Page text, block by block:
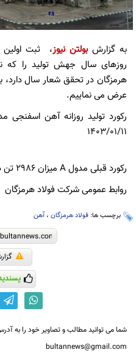
به گزارشبولتن نیوز، ثبت اولین
روزهای سال جهش تولید را که
هرمزگان در تحقق شعار سال دارد،
عرض می نماییم.
۱۴۰۳/۰۱/۱۱
رکورد قبلی مدول A میزان ۲۹۸۶ تن در تاریخ ۱۴۰۱/۰۹/۲۱
روابط عمومی شرکت فولاد هرمزگان
برچسب ها: فولاد هرمزگان ،آهن
شما می توانید مطالب و تصاویر خود را به
bultannews@gmail.com